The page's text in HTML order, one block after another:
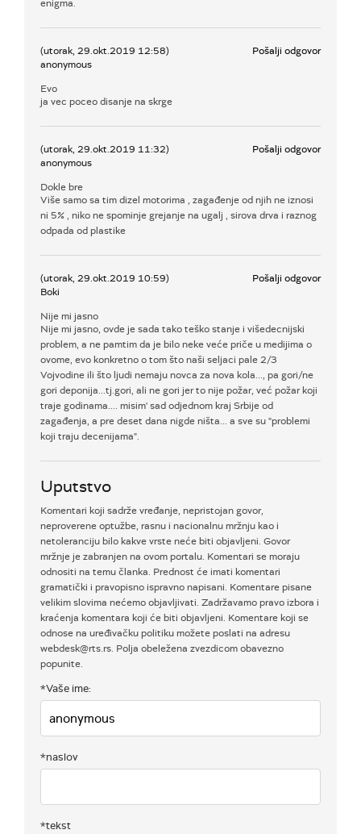
enigma.
(utorak, 29.okt.2019 12:58)
anonymous
Pošalji odgovor
Evo
ja vec poceo disanje na skrge
(utorak, 29.okt.2019 11:32)
anonymous
Pošalji odgovor
Dokle bre
Više samo sa tim dizel motorima , zagađenje od njih ne iznosi
ni 5% , niko ne spominje grejanje na ugalj , sirova drva i raznog
odpada od plastike
(utorak, 29.okt.2019 10:59)
Boki
Pošalji odgovor
Nije mi jasno
Nije mi jasno, ovde je sada tako teško stanje i višedecnijski
problem, a ne pamtim da je bilo neke veće priče u medijima o
ovome, evo konkretno o tom što naši seljaci pale 2/3
Vojvodine ili što ljudi nemaju novca za nova kola..., pa gori/ne
gori deponija...tj.gori, ali ne gori jer to nije požar, već požar koji
traje godinama.... misim' sad odjednom kraj Srbije od
zagađenja, a pre deset dana nigde ništa... a sve su "problemi
koji traju decenijama".
Uputstvo
Komentari koji sadrže vređanje, nepristojan govor,
neproverene optužbe, rasnu i nacionalnu mržnju kao i
netoleranciju bilo kakve vrste neće biti objavljeni. Govor
mržnje je zabranjen na ovom portalu. Komentari se moraju
odnositi na temu članka. Prednost će imati komentari
gramatički i pravopisno ispravno napisani. Komentare pisane
velikim slovima nećemo objavljivati. Zadržavamo pravo izbora i
kraćenja komentara koji će biti objavljeni. Komentare koji se
odnose na uređivačku politiku možete poslati na adresu
webdesk@rts.rs. Polja obeležena zvezdicom obavezno
popunite.
*Vaše ime:
*naslov
*tekst